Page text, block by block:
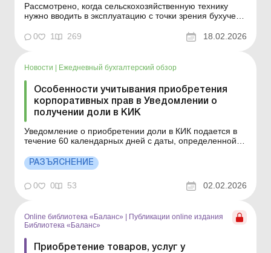
Рассмотрено, когда сельскохозяйственную технику
нужно вводить в эксплуатацию с точки зрения бухучета,
стоимость и какие бухгалтерские и налоговые риски
возникают при формальном подходе к этим решениям.
приобрели...
0 1 269 18.02.2026
Новости Ежедневный бухгалтерский обзор
Особенности учитывания приобретения
корпоративных прав в Уведомлении о
получении доли в КИК
Уведомление о приобретении доли в КИК подается в
течение 60 календарных дней с даты, определенной в
иностранной компании, когда резидент Украины
приобрел корпоративные права или контроль над
такой компанией. Детальнее см. ниже. Больше по
теме: КИК...
РАЗЪЯСНЕНИЕ
0 0 53 02.02.2026
Online библиотека «Баланс»
Публикации online издания
Библиотека «Баланс»
Приобретение товаров, услуг у